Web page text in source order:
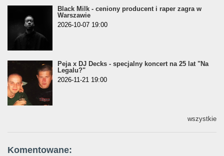
Black Milk - ceniony producent i raper zagra w
Warszawie
2026-10-07 19:00
Peja x DJ Decks - specjalny koncert na 25 lat "Na
Legalu?"
2026-11-21 19:00
wszystkie
Komentowane: